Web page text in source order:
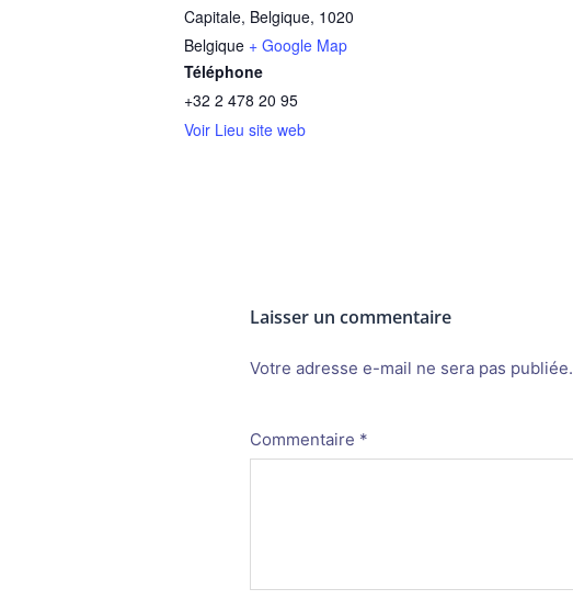
Capitale, Belgique, 1020
Belgique + Google Map
Téléphone
+32 2 478 20 95
Voir Lieu site web
Laisser un commentaire
Votre adresse e-mail ne sera pas publiée.
Commentaire *
Alternative: